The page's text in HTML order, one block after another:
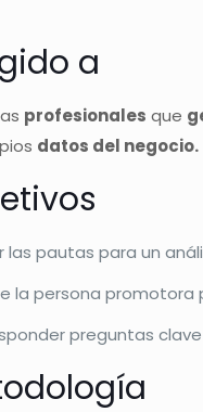
a
profesionales que
datos del negocio.
las pautas para un
la persona promotora
preguntas